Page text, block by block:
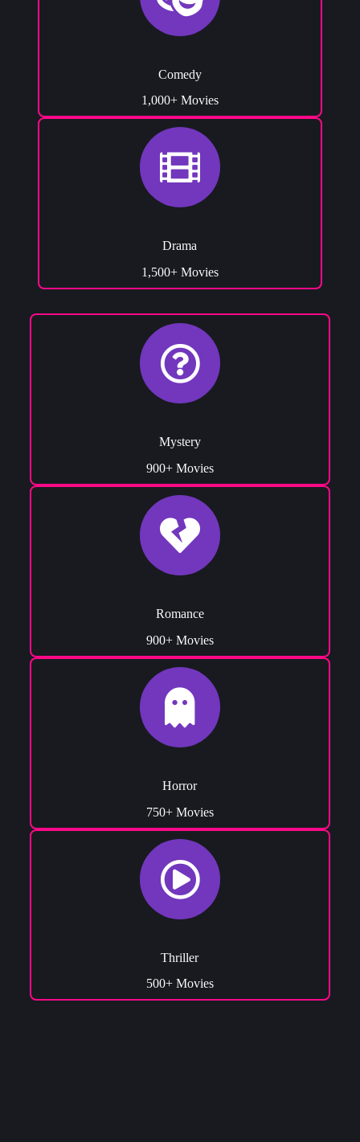
Comedy
1,000+ Movies
Drama
1,500+ Movies
Mystery
900+ Movies
Romance
900+ Movies
Horror
750+ Movies
Thriller
500+ Movies